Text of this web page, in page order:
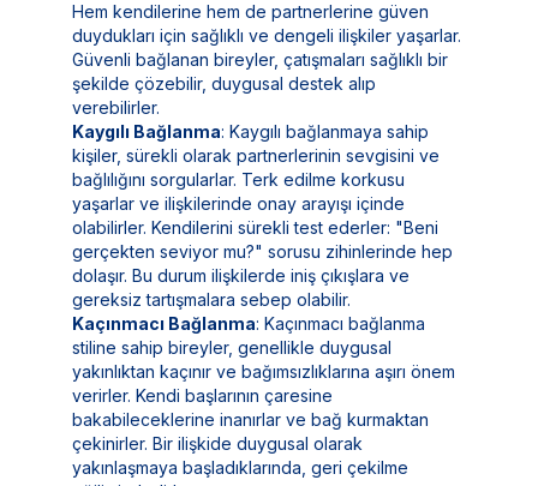
Hem kendilerine hem de partnerlerine güven
duydukları için sağlıklı ve dengeli ilişkiler yaşarlar.
Güvenli bağlanan bireyler, çatışmaları sağlıklı bir
şekilde çözebilir, duygusal destek alıp
verebilirler.
Kaygılı Bağlanma: Kaygılı bağlanmaya sahip
kişiler, sürekli olarak partnerlerinin sevgisini ve
bağlılığını sorgularlar. Terk edilme korkusu
yaşarlar ve ilişkilerinde onay arayışı içinde
olabilirler. Kendilerini sürekli test ederler: "Beni
gerçekten seviyor mu?" sorusu zihinlerinde hep
dolaşır. Bu durum ilişkilerde iniş çıkışlara ve
gereksiz tartışmalara sebep olabilir.
Kaçınmacı Bağlanma: Kaçınmacı bağlanma
stiline sahip bireyler, genellikle duygusal
yakınlıktan kaçınır ve bağımsızlıklarına aşırı önem
verirler. Kendi başlarının çaresine
bakabileceklerine inanırlar ve bağ kurmaktan
çekinirler. Bir ilişkide duygusal olarak
yakınlaşmaya başladıklarında, geri çekilme